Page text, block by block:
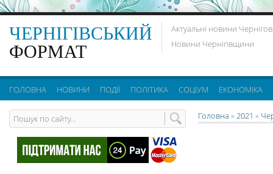
ЧЕРНІГІВСЬКИЙ
ФОРМАТ
Актуальні новини
Новини Чернігівщини
ГОЛОВНА НОВИНИ ПОДІЇ ПОЛІТИКА СОЦІУМ ЕКОНОМІКА
Головна » 2021 »